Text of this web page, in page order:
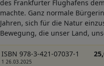
des Frankfurter Flughafens
machte. Ganz normale
Jahren, sich für die Natur
Bewegung, die unser Land,
ISBN 978-3-421-07037-1
1 26.03.2025